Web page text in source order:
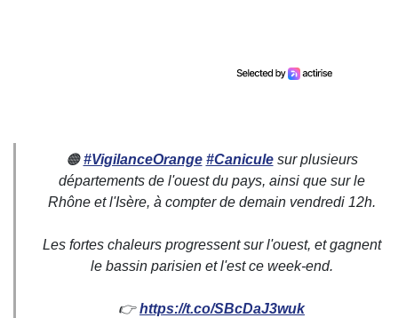
🟠#VigilanceOrange #Caniculesur plusieurs
départements de l'ouest du pays, ainsi que sur le
Rhône et l'Isère, à compter de demain vendredi 12h.
Les fortes chaleurs progressent sur l'ouest, et gagnent
le bassin parisien et l'est ce week-end.
👉https://t.co/SBcDaJ3wuk